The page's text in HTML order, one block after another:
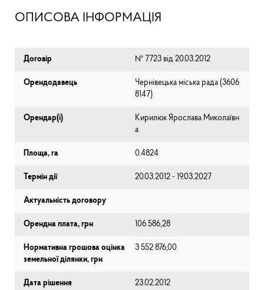
ОПИСОВА ІНФОРМАЦІЯ
Договір № 7723 від 20.03.2012
Орендодавець
Чернівецька міська рада (⁨3606
8147⁩)
Орендар(і)
Кирилюк Ярослава Миколаївн
а
Площа, га 0.4824
Термін дії 20.03.2012 - 19.03.2027
Актуальність договору
Орендна плата, грн 106 586,28
Нормативна грошова оцінка
земельної ділянки, грн
3 552 876,00
Дата рішення 23.02.2012